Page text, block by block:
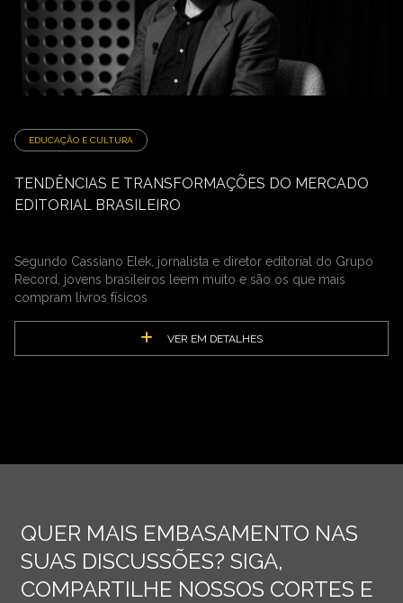
EDUCAÇÃO E CULTURA
TENDÊNCIAS E TRANSFORMAÇÕES DO MERCADO
EDITORIAL BRASILEIRO
Segundo Cassiano Elek, jornalista e diretor editorial do Grupo
Record, jovens brasileiros leem muito e são os que mais
compram livros físicos
VER EM DETALHES
QUER MAIS EMBASAMENTO NAS
SUAS DISCUSSÕES? SIGA,
COMPARTILHE NOSSOS CORTES E